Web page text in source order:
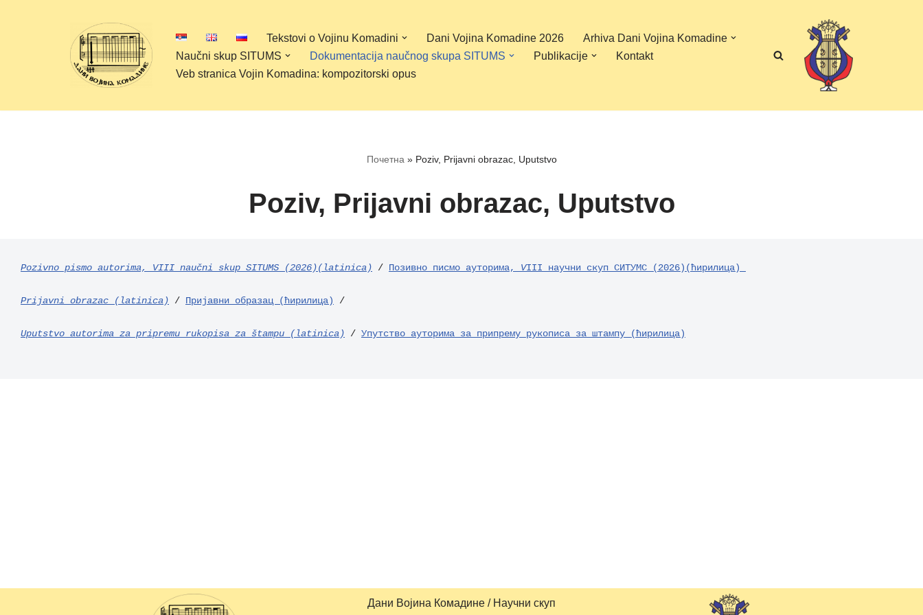
Tekstovi o Vojinu Komadini Dani Vojina Komadine 2026
Arhiva Dani Vojina Komadine
Naučni skup SITUMS
Dokumentacija naučnog skupa SITUMS Publikacije
Kontakt
Veb stranica Vojin Komadina: kompozitorski opus
Почетна » Poziv, Prijavni obrazac, Uputstvo
Poziv, Prijavni obrazac, Uputstvo
Pozivno pismo autorima, VIII naučni skup SITUMS (2026)(latinica) / Позивно писмо ауторима, VIII научни скуп СИТУМС (2026)(ћирилица)
Prijavni obrazac (latinica) / Пријавни образац (ћирилица) /
Uputstvo autorima za pripremu rukopisa za štampu (latinica) / Упутство ауторима за припрему рукописа за штампу (ћирилица)
Дани Војина Комадине / Научни скуп